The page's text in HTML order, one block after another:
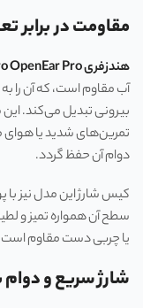
مقاومت در برابر
هندزفری Mibro OpenEar Pro
آب مقاوم است، که آن را
بیرونی تبدیل می‌کند.
تمرین‌های شدید یا هوای
دوام آن حفظ گردد.
کیس شارژ این مدل نیز
سطح آن همواره تمیز و
یا چربی دست مقاوم
شارژ سریع و دوام